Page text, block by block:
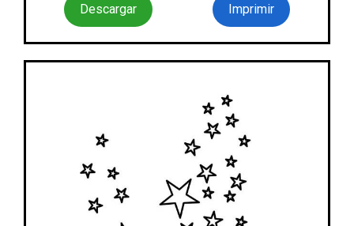
Descargar Imprimir